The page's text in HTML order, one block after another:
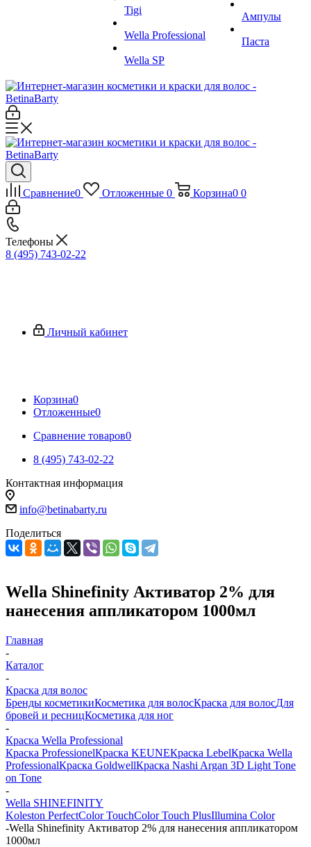
Tigi
Wella Professional
Wella SP
Ампулы
Паста
Сравнение0 Отложенные 0 Корзина0 0
Телефоны
8 (495) 743-02-22
Личный кабинет
Корзина0
Отложенные0
Сравнение товаров0
8 (495) 743-02-22
Контактная информация
info@betinabarty.ru
Поделиться
Wella Shinefinity Активатор 2% для
нанесения аппликатором 1000мл
Главная
-
Каталог
-
Краска для волос
Бренды косметикиКосметика для волосКраска для волосДля
бровей и ресницКосметика для ног
-
Краска Wella Professional
Краска ProfessionelКраска KEUNEКраска LebelКраска Wella
ProfessionalКраска GoldwellКраска Nashi Argan 3D Light Tone
on Tone
-
Wella SHINEFINITY
Koleston PerfectColor TouchColor Touch PlusIllumina Color
-Wella Shinefinity Активатор 2% для нанесения аппликатором
1000мл